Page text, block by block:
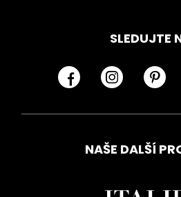
SLEDUJTE
NAŠE DALŠÍ